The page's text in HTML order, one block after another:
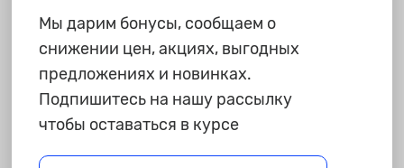
895 ₽
Валик прикаточный,
Мы дарим бонусы, сообщаем о
снижении цен, акциях, выгодных
предложениях и новинках.
Подпишитесь на нашу рассылку
чтобы оставаться в курсе